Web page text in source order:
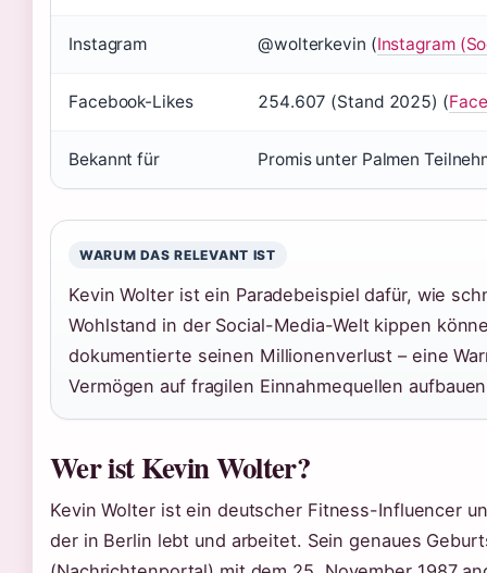
Instagram @wolterkevin (Instagram
Facebook-Likes 254.607 (Stand 2025) (
Bekannt für Promis unter Palmen
WARUM DAS RELEVANT IST
Kevin Wolter ist ein Paradebeispiel dafür, wie
Wohlstand in der Social-Media-Welt kippen
dokumentierte seinen Millionenverlust – eine
Vermögen auf fragilen Einnahmequellen
Wer ist Kevin Wolter?
Kevin Wolter ist ein deutscher Fitness-Influencer
der in Berlin lebt und arbeitet. Sein genaues